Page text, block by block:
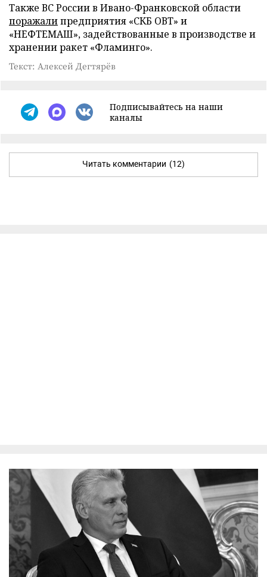
Также ВС России в Ивано-Франковской области
поражалипредприятия «СКБ ОВТ» и
«НЕФТЕМАШ», задействованные в производстве и
хранении ракет «Фламинго».
Текст: Алексей Дегтярёв
Подписывайтесь на наши
каналы
Читать комментарии (12)